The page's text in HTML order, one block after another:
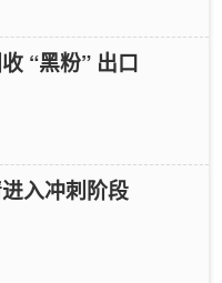
“黑粉” 出口
入冲刺阶段